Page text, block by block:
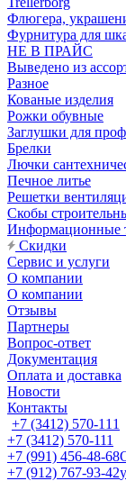
Флюгера,
Фурнитура для
НЕ В ПРАЙС
Выведено из
Разное
Кованые изделия
Рожки обувные
Заглушки для
Брелки
Лючки
Печное литье
Решетки
Скобы
Информационные
Скидки
Сервис и услуги
О компании
О компании
Отзывы
Партнеры
Вопрос-ответ
Документация
Оплата и доставка
Новости
Контакты
+7 (3412) 570-111
+7 (3412) 570-111
+7 (991) 456-48-68
+7 (912) 767-93-42